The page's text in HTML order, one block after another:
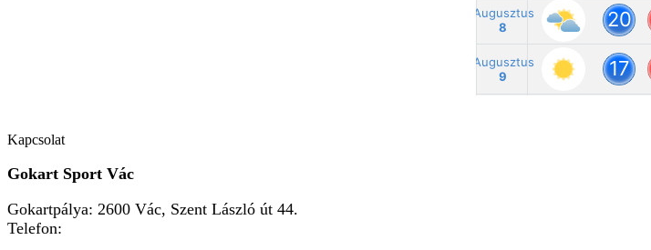
Kapcsolat
Gokart Sport Vác
Gokartpálya: 2600 Vác, Szent László út 44.
Telefon: